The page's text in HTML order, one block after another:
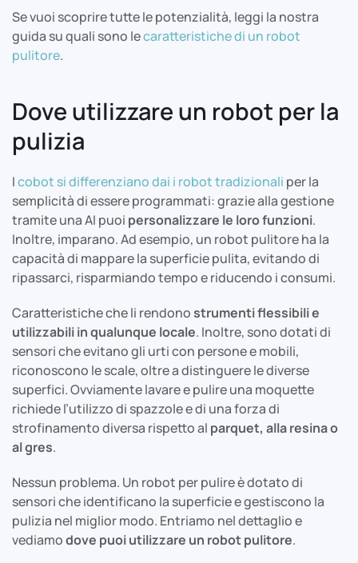
Se vuoi scoprire tutte le potenzialità, leggi la nostra
guida su quali sono lecaratteristiche di un robot
pulitore.
Dove utilizzare un robot per la
pulizia
Icobot si differenziano dai i robot tradizionali per la
semplicità di essere programmati: grazie alla gestione
tramite una AI puoi personalizzare le loro funzioni.
Inoltre, imparano. Ad esempio, un robot pulitore ha la
capacità di mappare la superficie pulita, evitando di
ripassarci, risparmiando tempo e riducendo i consumi.
Caratteristiche che li rendono strumenti flessibili e
utilizzabili in qualunque locale. Inoltre, sono dotati di
sensori che evitano gli urti con persone e mobili,
riconoscono le scale, oltre a distinguere le diverse
superfici. Ovviamente lavare e pulire una moquette
richiede l’utilizzo di spazzole e di una forza di
strofinamento diversa rispetto al parquet, alla resina o
al gres.
Nessun problema. Un robot per pulire è dotato di
sensori che identificano la superficie e gestiscono la
pulizia nel miglior modo. Entriamo nel dettaglio e
vediamodove puoi utilizzare un robot pulitore.